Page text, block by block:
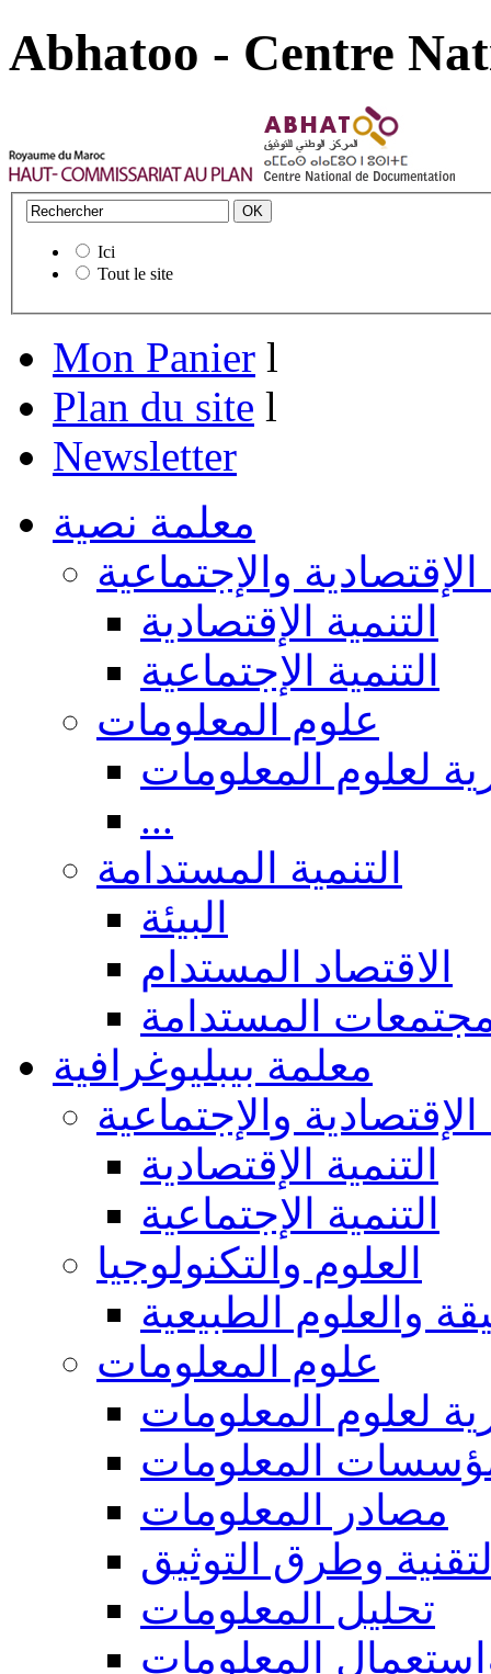
Abhatoo - Centre
Ici
Tout le site
Mon Panier l
Plan du site l
Newsletter
معلمة نصية
الإقتصادية والإجتماعية
التنمية الإقتصادية
التنمية الإجتماعية
علوم المعلومات
لعلوم المعلومات
...
التنمية المستدامة
البيئة
الاقتصاد المستدام
المستدامة
معلمة بيبليوغرافية
الإقتصادية والإجتماعية
التنمية الإقتصادية
التنمية الإجتماعية
العلوم والتكنولوجيا
والعلوم الطبيعية
علوم المعلومات
لعلوم المعلومات
المعلومات
مصادر المعلومات
وطرق التوثيق
تحليل المعلومات
المعلومات